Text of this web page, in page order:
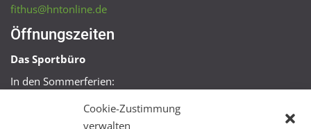
Cookie-Zustimmung
verwalten
fithus@hntonline.de
Öffnungszeiten
Das Sportbüro
In den Sommerferien:
Mo + Mi 16:00 – 18:00 Uhr